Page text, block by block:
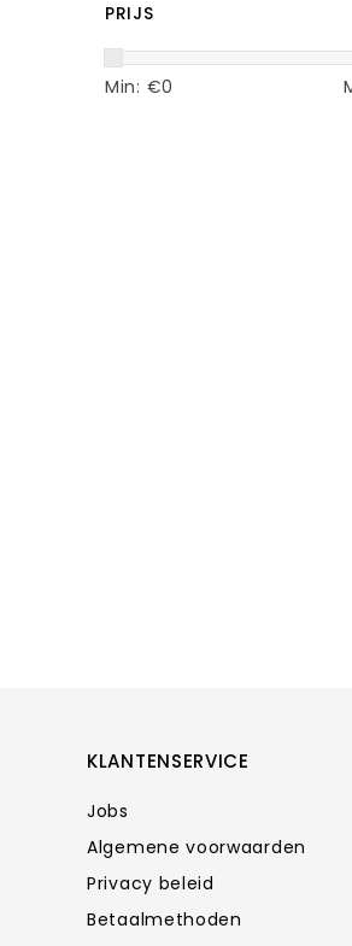
PRIJS
Min: €0
KLANTENSERVICE
Jobs
Algemene voorwaarden
Privacy beleid
Betaalmethoden